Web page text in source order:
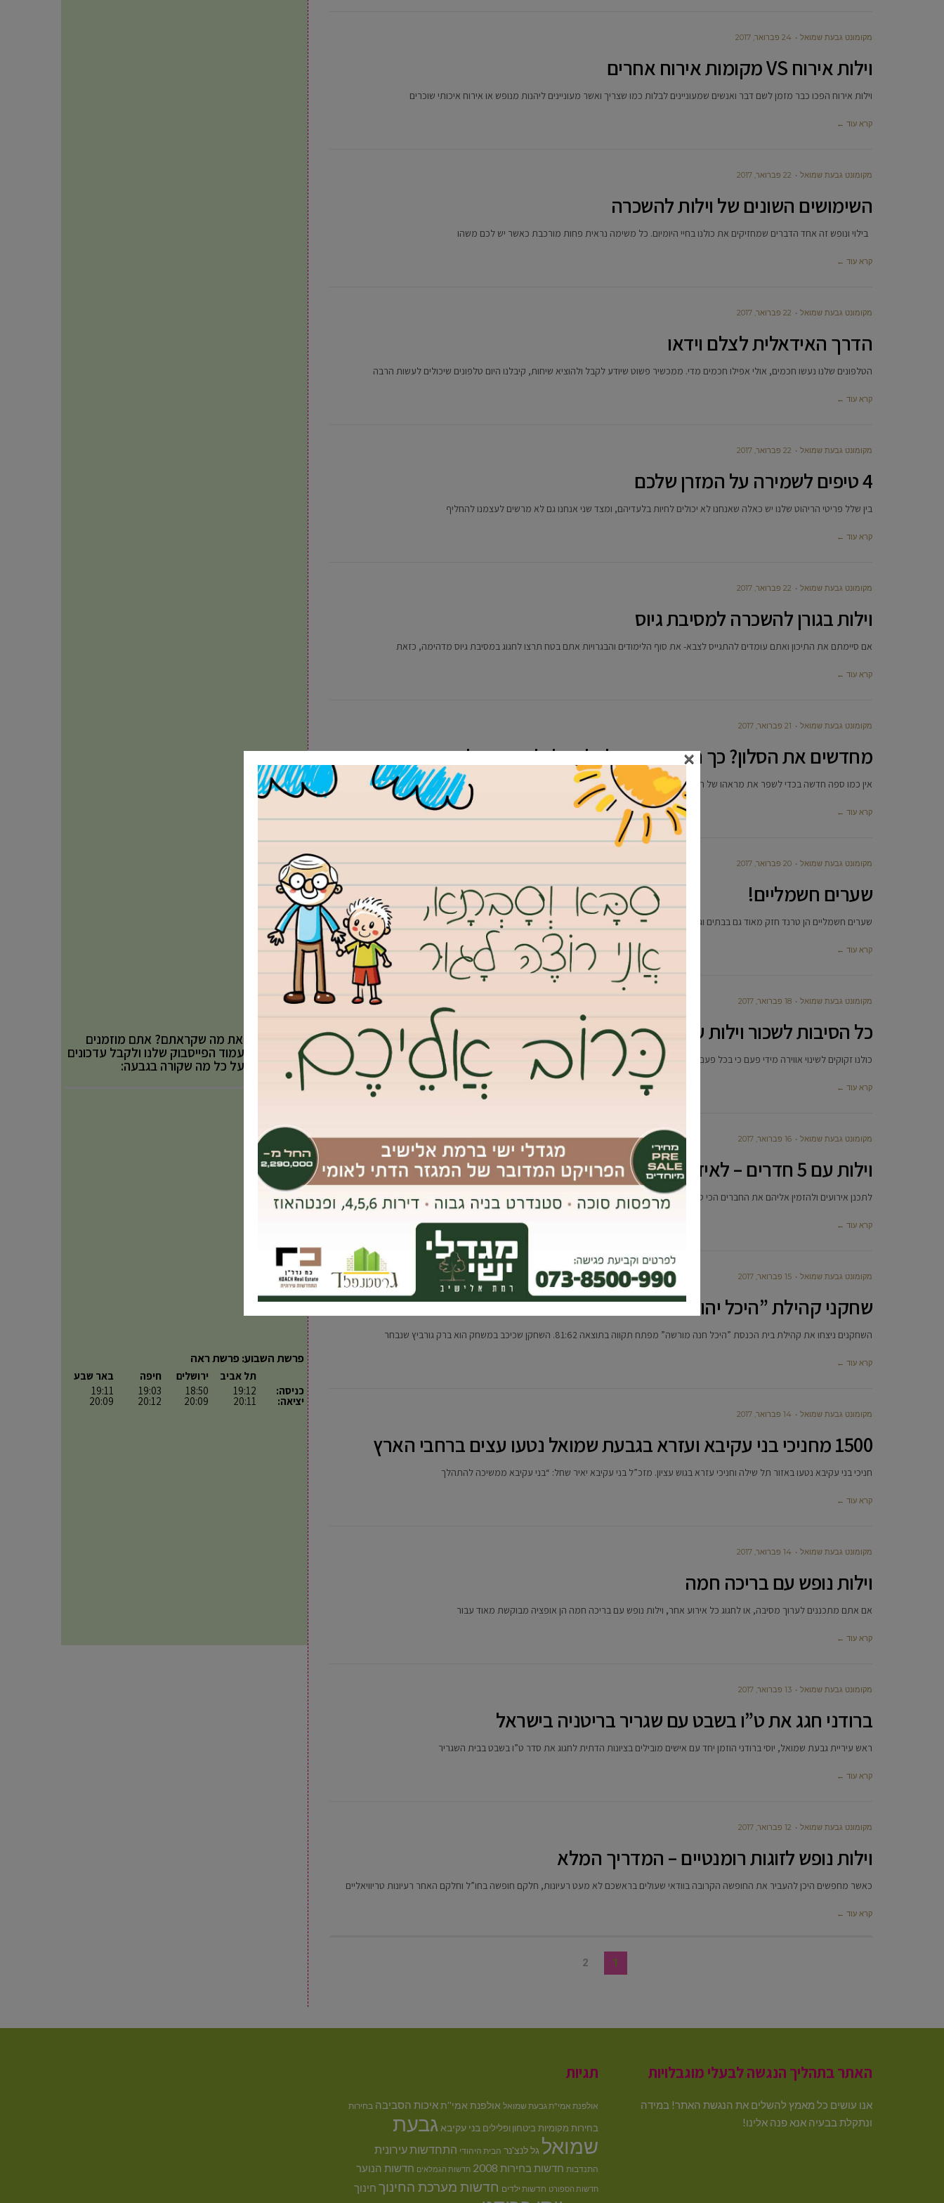
מקומונט גבעת שמואל 24 פברואר, 2017
וילות אירוח VS מקומות אירוח אחרים
וילות אירוח הפכו כבר מזמן לשם דבר ואנשים שמעוניינים לבלות כמו שצריך ואשר מעוניינים ליהנות מנופש או אירוח איכותי שוכרים
קרא עוד ←
מקומונט גבעת שמואל 22 פברואר, 2017
השימושים השונים של וילות להשכרה
בילוי ונופש זה אחד הדברים שמחזיקים את כולנו בחיי היומיום. כל משימה נראית פחות מורכבת כאשר יש לכם משהו
קרא עוד ←
מקומונט גבעת שמואל 22 פברואר, 2017
הדרך האידאלית לצלם וידאו
הטלפונים שלנו נעשו חכמים, אולי אפילו חכמים מדי. ממכשיר פשוט שיודע לקבל ולהוציא שיחות, קיבלנו היום טלפונים שיכולים לעשות הרבה
קרא עוד ←
מקומונט גבעת שמואל 22 פברואר, 2017
4 טיפים לשמירה על המזרן שלכם
בין שלל פריטי הריהוט שלנו יש כאלה שאנחנו לא יכולים לחיות בלעדיהם, ומצד שני אנחנו גם לא מרשים לעצמנו להחליף
קרא עוד ←
מקומונט גבעת שמואל 22 פברואר, 2017
וילות בגורן להשכרה למסיבת גיוס
אם סיימתם את התיכון ואתם עומדים להתגייס לצבא- את סוף הלימודים והבגרויות אתם בטח תרצו לחגוג במסיבת גיוס מדהימה, כזאת
קרא עוד ←
מקומונט גבעת שמואל 21 פברואר, 2017
מחדשים את הסלון? כך תרכשו ספה לסלון בלי לפשוט רגל
אין כמו ספה חדשה בכדי לשפר את מראהו של הסלון. אך לא כל כך פשוט למצוא את הספה המתאימה, כאשר
קרא עוד ←
מקומונט גבעת שמואל 20 פברואר, 2017
שערים חשמליים!
שערים חשמליים הן טרנד חזק מאוד גם בבתים וגם בחניות. בעצם אנחנו רואים אותם בכל מקום במגוון של סגנונות. יש
קרא עוד ←
מקומונט גבעת שמואל 18 פברואר, 2017
כל הסיבות לשכור וילות עם 7 חדרי שינה לחופשה הקרובה
כולנו זקוקים לשינוי אווירה מידי פעם כי בכל פעם כשאנחנו יוצאים לחופשות זה נותן לנו אנרגיות מחודשות לחזור לחיי השגרה.
קרא עוד ←
מקומונט גבעת שמואל 16 פברואר, 2017
וילות עם 5 חדרים – לאיזה אירוע זה יכול להתאים?
לתכנן אירועים ולהזמין אליהם את החברים הכי טובים או את בני המשפחה האהובים זה לא תמיד עניין פשוט. מעבר לכך
קרא עוד ←
מקומונט גבעת שמואל 15 פברואר, 2017
שחקני קהילת ”היכל יהודה” זכו בליגת בתי הכנסת הארצית
השחקנים ניצחו את קהילת בית הכנסת ”היכל חנה מורשה” מפתח תקווה בתוצאה 81:62. השחקן שכיכב במשחק הוא ברק גורביץ שנבחר
קרא עוד ←
מקומונט גבעת שמואל 14 פברואר, 2017
1500 מחניכי בני עקיבא ועזרא בגבעת שמואל נטעו עצים ברחבי הארץ
חניכי בני עקיבא נטעו באזור תל שילה וחניכי עזרא בגוש עציון. מזכ”ל בני עקיבא יאיר שחל: “בני עקיבא ממשיכה להתהלך
קרא עוד ←
מקומונט גבעת שמואל 14 פברואר, 2017
וילות נופש עם בריכה חמה
אם אתם מתכננים לערוך מסיבה, או לחגוג כל אירוע אחר, וילות נופש עם בריכה חמה הן אופציה מבוקשת מאוד עבור
קרא עוד ←
מקומונט גבעת שמואל 13 פברואר, 2017
ברודני חגג את ט”ו בשבט עם שגריר בריטניה בישראל
ראש עיריית גבעת שמואל, יוסי ברודני הוזמן יחד עם אישים מובילים בציונות הדתית לחגוג את סדר ט”ו בשבט בבית השגריר
קרא עוד ←
מקומונט גבעת שמואל 12 פברואר, 2017
וילות נופש לזוגות רומנטיים – המדריך המלא
כאשר מחפשים היכן להעביר את החופשה הקרובה בוודאי שעולים בראשכם לא מעט רעיונות, חלקם חופשה בחו”ל וחלקם האחר רעיונות טריוויאליים
קרא עוד ←
1
2
אהבתם את מה שקראתם? אתם מוזמנים
לעקוב אחר עמוד הפייסבוק שלנו ולקבל עדכונים
באופן שוטף על כל מה שקורה בגבעה:
פרשת השבוע: פרשת ראה
כניסה:
יציאה:
תל אביב
19:12
20:11
ירושלים
18:50
20:09
חיפה
19:03
20:12
באר שבע
19:11
20:09
האתר בתהליך הנגשה לבעלי מוגבלויות
אנו עושים כל מאמץ להשלים את הנגשת האתר! במידה
ונתקלת בבעיה אנא פנה אלינו!
תגיות
אולפנת אמי"ת גבעת שמואל אולפנת אמי''תאיכות הסביבה בחירות
בחירות מקומיות ביטחון ופלילים בני עקיבא גבעת
שמואל גל לנצ'נר הבית היהודי התחדשות עירונית
התנדבות חדשות בחירות 2008 חדשות הגמלאים חדשות הנוער
חדשות הספורט חדשות ילדים חדשות מערכת החינוך חינוך
×